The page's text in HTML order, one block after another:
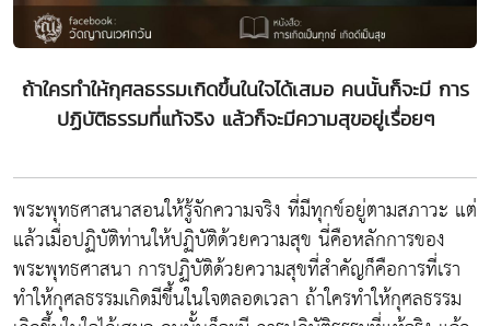
ถ้าใครทำให้กุศลธรรมเกิดขึ้นในใจได้เสมอ คนนั้นก็จะมี การ
ปฏิบัติธรรมที่แท้จริง แล้วก็จะมีความสุขอยู่เรื่อยๆ
พระพุทธศาสนาสอนให้รู้จักความจริง ที่มีทุกข์อยู่ตามสภาวะ แต่
แล้วเมื่อปฏิบัติท่านให้ปฏิบัติด้วยความสุข นี่คือหลักการของ
พระพุทธศาสนา การปฏิบัติด้วยความสุขที่สำคัญก็คือการที่เรา
ทำให้กุศลธรรมเกิดมีขึ้นในใจตลอดเวลา ถ้าใครทำให้กุศลธรรม